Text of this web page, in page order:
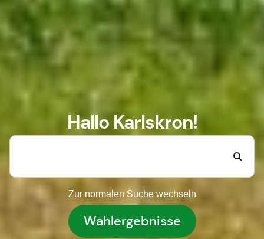
Hallo Karlskron!
Zur normalen Suche wechseln
Wahlergebnisse